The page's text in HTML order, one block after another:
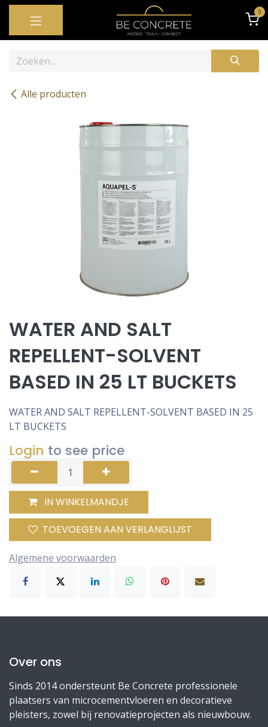
OVERSLAAN NAAR INHOUD 0
Alle producten
WATER AND SALT
REPELLENT-SOLVENT
BASED IN 25 LT BUCKETS
WATER AND SALT REPELLENT-SOLVENT BASED IN 25
LT BUCKETS
Login to see price
IN WINKELMANDJE
TOEVOEGEN AAN VERLANGLIJST
Algemene voorwaarden
Over ons
Sinds 2014 ondersteunt Be Concrete professionele
plaatsers van microcementvloeren en decoratieve
pleisters, zowel bij renovatieprojecten als nieuwbouw.